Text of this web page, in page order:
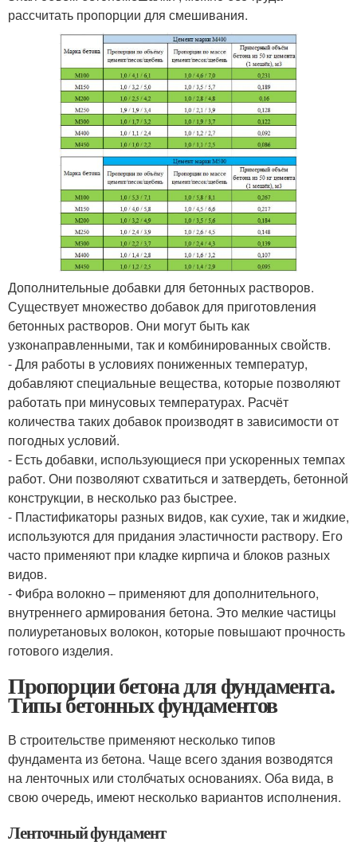
рассчитать пропорции для смешивания.
Дополнительные добавки для бетонных растворов.
Существует множество добавок для приготовления
бетонных растворов. Они могут быть как
узконаправленными, так и комбинированных свойств.
- Для работы в условиях пониженных температур,
добавляют специальные вещества, которые позволяют
работать при минусовых температурах. Расчёт
количества таких добавок производят в зависимости от
погодных условий.
- Есть добавки, использующиеся при ускоренных темпах
работ. Они позволяют схватиться и затвердеть, бетонной
конструкции, в несколько раз быстрее.
- Пластификаторы разных видов, как сухие, так и жидкие,
используются для придания эластичности раствору. Его
часто применяют при кладке кирпича и блоков разных
видов.
- Фибра волокно – применяют для дополнительного,
внутреннего армирования бетона. Это мелкие частицы
полиуретановых волокон, которые повышают прочность
готового изделия.
Пропорции бетона для фундамента.
Типы бетонных фундаментов
В строительстве применяют несколько типов
фундамента из бетона. Чаще всего здания возводятся
на ленточных или столбчатых основаниях. Оба вида, в
свою очередь, имеют несколько вариантов исполнения.
Ленточный фундамент